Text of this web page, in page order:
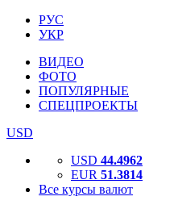
РУС
УКР
ВИДЕО
ФОТО
ПОПУЛЯРНЫЕ
СПЕЦПРОЕКТЫ
USD
USD 44.4962
EUR 51.3814
Все курсы валют